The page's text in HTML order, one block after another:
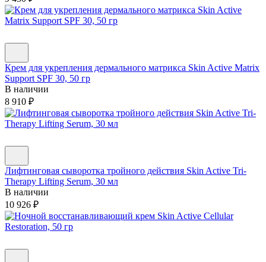
Крем для укрепления дермального матрикса Skin Active Matrix
Support SPF 30, 50 гр
В наличии
8 910 ₽
Лифтинговая сыворотка тройного действия Skin Active Tri-
Therapy Lifting Serum, 30 мл
В наличии
10 926 ₽